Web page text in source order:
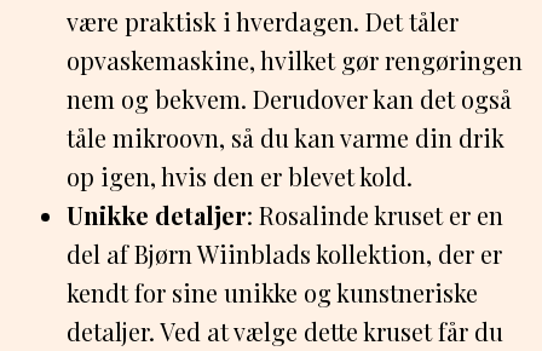
være praktisk i hverdagen. Det tåler
opvaskemaskine, hvilket gør rengøringen
nem og bekvem. Derudover kan det også
tåle mikroovn, så du kan varme din drik
op igen, hvis den er blevet kold.
Unikke detaljer: Rosalinde kruset er en
del af Bjørn Wiinblads kollektion, der er
kendt for sine unikke og kunstneriske
detaljer. Ved at vælge dette kruset får du